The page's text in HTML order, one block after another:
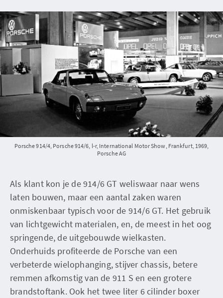
Porsche 914/4, Porsche 914/6, l-r, International Motor Show, Frankfurt, 1969,
Porsche AG
Als klant kon je de 914/6 GT weliswaar naar wens
laten bouwen, maar een aantal zaken waren
onmiskenbaar typisch voor de 914/6 GT. Het gebruik
van lichtgewicht materialen, en, de meest in het oog
springende, de uitgebouwde wielkasten.
Onderhuids profiteerde de Porsche van een
verbeterde wielophanging, stijver chassis, betere
remmen afkomstig van de 911 S en een grotere
brandstoftank. Ook het twee liter 6 cilinder boxer